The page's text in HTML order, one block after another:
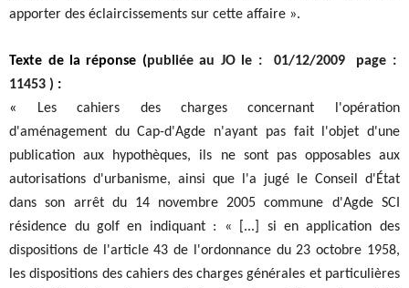
apporter des éclaircissements sur cette affaire ».
Texte de la réponse (publiée au JO le : 01/12/2009 page :
11453 ) :
«
Les cahiers des charges concernant l'opération
d'aménagement du Cap-d'Agde n'ayant pas fait l'objet d'une
publication aux hypothèques, ils ne sont pas opposables aux
autorisations d'urbanisme, ainsi que l'a jugé le Conseil d'État
dans son arrêt du 14 novembre 2005 commune d'Agde SCI
résidence du golf en indiquant : « [...] si en application des
dispositions de l'article 43 de l'ordonnance du 23 octobre 1958,
les dispositions des cahiers des charges générales et particulières